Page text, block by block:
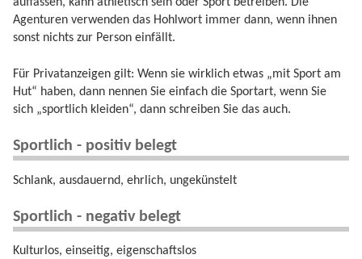
auffassen, kann athletisch sein oder Sport betreiben. Die
Agenturen verwenden das Hohlwort immer dann, wenn ihnen
sonst nichts zur Person einfällt.
Für Privatanzeigen gilt: Wenn sie wirklich etwas „mit Sport am
Hut“ haben, dann nennen Sie einfach die Sportart, wenn Sie
sich „sportlich kleiden“, dann schreiben Sie das auch.
Sportlich - positiv belegt
Schlank, ausdauernd, ehrlich, ungekünstelt
Sportlich - negativ belegt
Kulturlos, einseitig, eigenschaftslos